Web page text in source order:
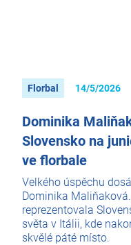
Florbal 14/5/2026
Dominika
Slovensko na
ve florbale
Velkého úspěchu
Dominika
reprezentovala
světa v Itálii, kde
skvělé páté místo.